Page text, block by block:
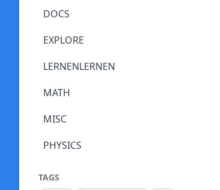
DOCS
EXPLORE
LERNENLERNEN
MATH
MISC
PHYSICS
TAGS